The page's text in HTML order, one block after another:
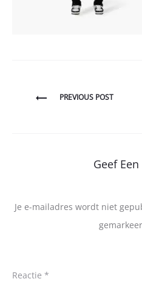
BerichtPREVIOUS POST
Geef
Je e-mailadres wordt niet
Reactie *